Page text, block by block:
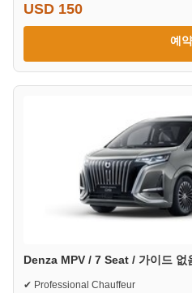
USD 150
예약
Denza MPV / 7 Seat / 가이드 없
✔ Professional Chauffeur